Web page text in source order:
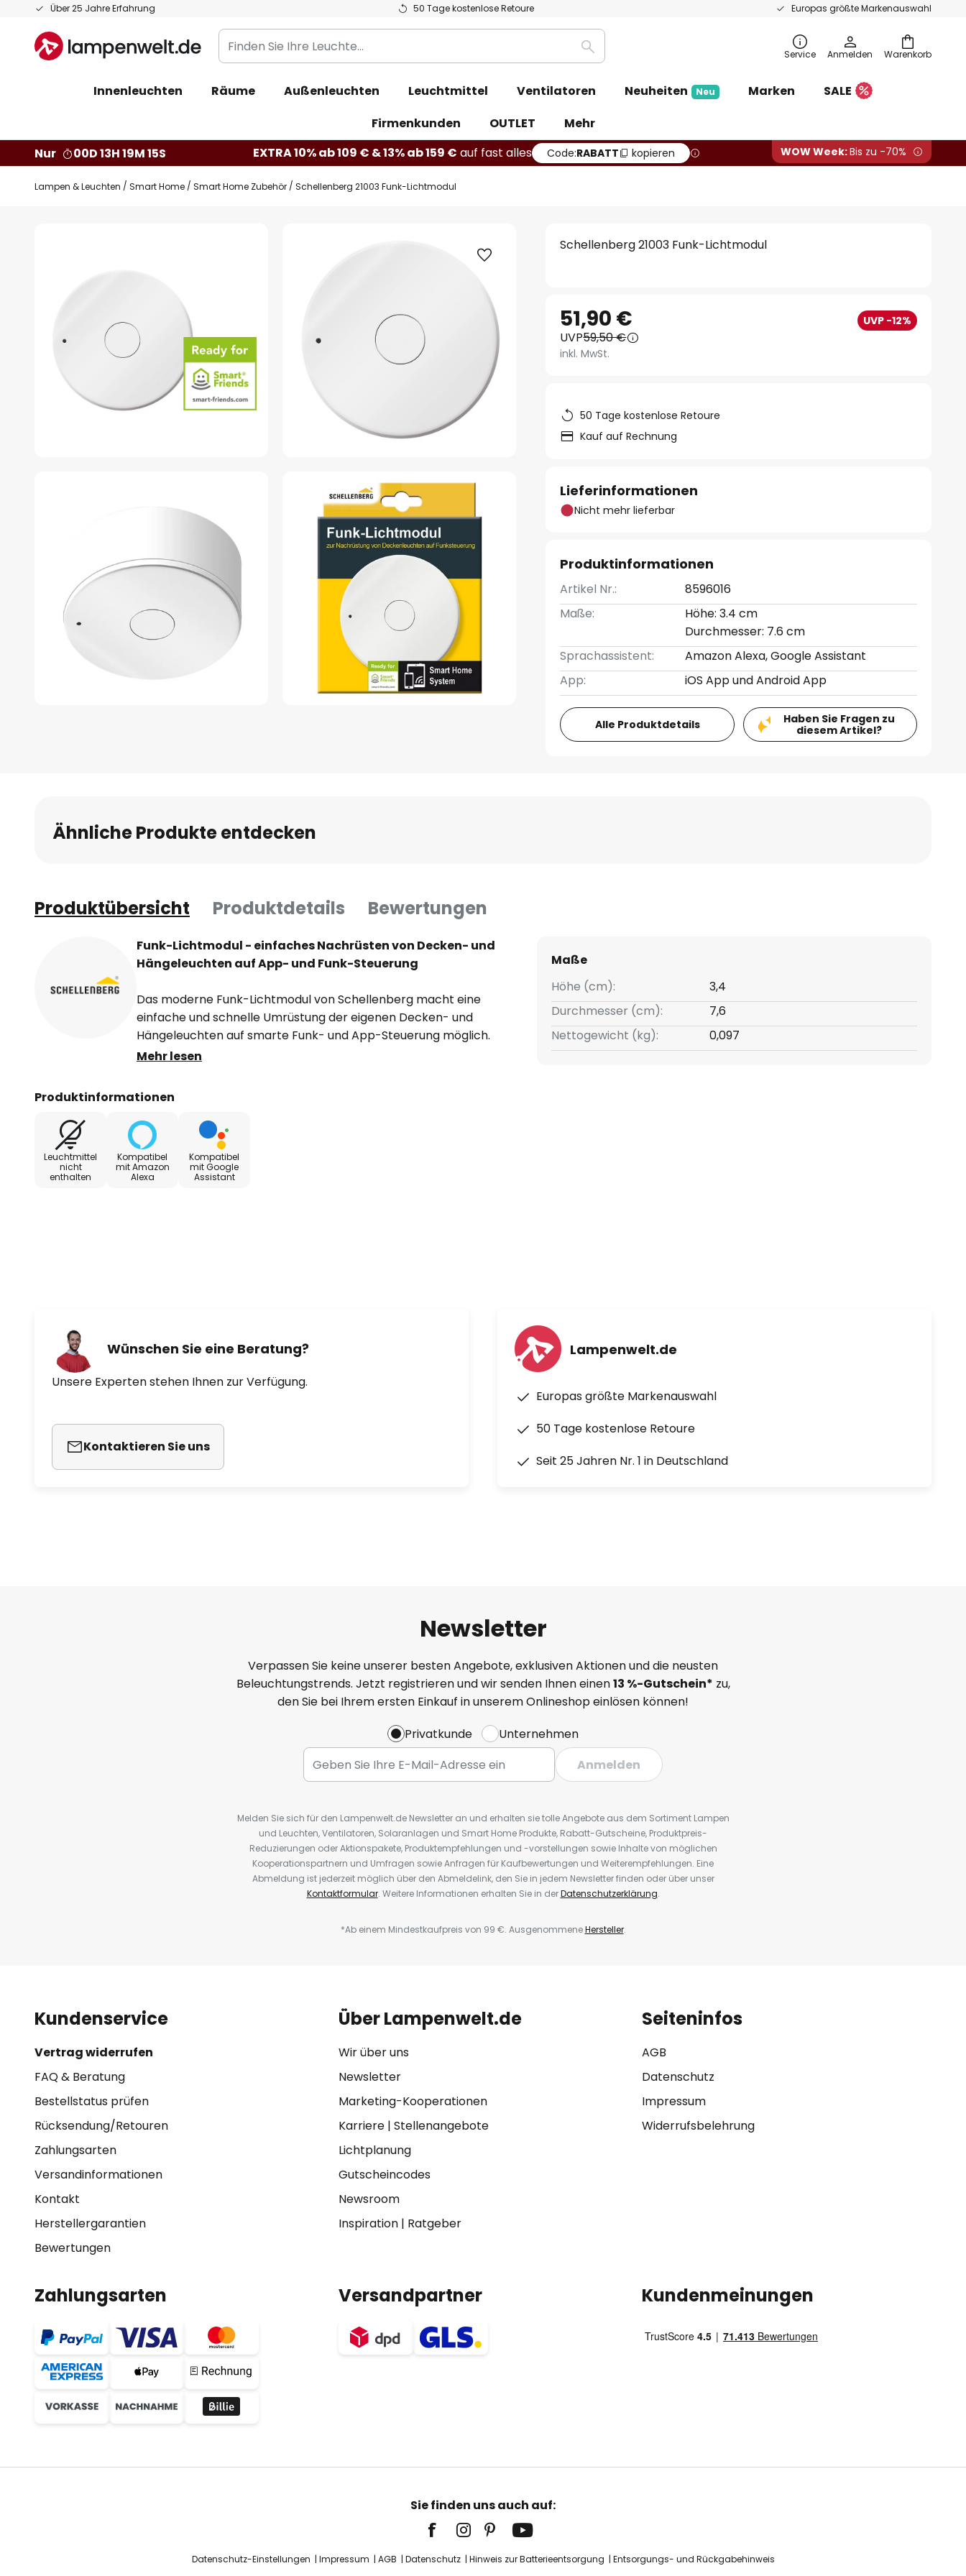
Über 25 Jahre Erfahrung 50 Tage kostenlose Retoure Europas größte Markenauswahl
Zum
springen
Warenkorb
Finden
Sie
Leuchte...
Suche Service Anmelden
Innenleuchten Räume Außenleuchten Leuchtmittel Ventilatoren Neuheiten Neu Marken
SALE
Firmenkunden
OUTLET
Mehr
Nur
00D 13H 19M 14S EXTRA 10% ab 109 € & 13% ab 159 € auf fast alles Code:RABATT kopieren WOW Week:Bis zu -70%
Lampen & Leuchten Smart Home Smart Home Zubehör Schellenberg 21003 Funk-Lichtmodul
Bildgalerie
springen
Schellenberg 21003 Funk-Lichtmodul
51,90 € UVP -12%
UVP59,50 €
inkl. MwSt.
50 Tage kostenlose Retoure
Kauf auf Rechnung
Lieferinformationen
Nicht mehr lieferbar
Produktinformationen
Artikel Nr.:
8596016
Maße:
Höhe: 3.4 cm
Durchmesser: 7.6 cm
Sprachassistent:
Amazon Alexa, Google Assistant
App:
iOS App und Android App
Alle Produktdetails
Haben Sie Fragen zu
diesem Artikel?
Ähnliche Produkte entdecken
Produktübersicht Produktdetails Bewertungen
Funk-Lichtmodul - einfaches Nachrüsten von Decken- und
Hängeleuchten auf App- und Funk-Steuerung
Das moderne Funk-Lichtmodul von Schellenberg macht eine
einfache und schnelle Umrüstung der eigenen Decken- und
Hängeleuchten auf smarte Funk- und App-Steuerung möglich.
Durch den einfachen Auf- und Rückbau ist diese Variante
Lichtmodul wird hierzu einfach an der Raumdecke, entweder
Affenschaukel, installiert.
Fertig montiert, kann nun die Leuchte mit Hilfe eines
Schellenberg Funk-Handsenders, einer Funk-Zeitschaltuhr oder
das im System eingebundene Lichtmodul kann die
angeschlossene Leuchte nun über die Smart-Friends-App mit
allen vernetzten Geräten der unterschiedlichen Hersteller
Auslösen eines Sensors (Steinel) die hier mit dem Lichtmodul
verbundene Leuchte direkt eingeschaltet werden. Und nicht nur
das: Auch ein Sprachbefehl ist jetzt möglich. Auf Ansage
- steuerbar mit Funk-Handsendern und Funk-Zeitschaltuhren
- Nachrüsten von bestehenden Leuchten auf Funk- bzw. App-
- Spannungsversorgung: 230V / 50Hz
- Reichweite: max. 100 m im Freifeld; max. 20 m im Gebäude
- Umgebungstemperatur 0°C bis 50°C
Mehr lesen
Produktinformationen
Leuchtmittel
nicht
enthalten
Kompatibel
mit Amazon
Alexa
Kompatibel
mit Google
Assistant
Maße
Höhe (cm):
3,4
Durchmesser (cm):
7,6
Nettogewicht (kg):
0,097
Wünschen Sie eine Beratung?
Unsere Experten stehen Ihnen zur Verfügung.
Kontaktieren Sie uns
Lampenwelt.de
Europas größte Markenauswahl
50 Tage kostenlose Retoure
Seit 25 Jahren Nr. 1 in Deutschland
Newsletter
Verpassen Sie keine unserer besten Angebote, exklusiven Aktionen und die neusten
Beleuchtungstrends. Jetzt registrieren und wir senden Ihnen einen13 %-Gutschein* zu,
den Sie bei Ihrem ersten Einkauf in unserem Onlineshop einlösen können!
Privatkunde
Unternehmen
Anmelden
Melden Sie sich für den Lampenwelt.de Newsletter an und erhalten sie tolle Angebote aus dem Sortiment Lampen
und Leuchten, Ventilatoren, Solaranlagen und Smart Home Produkte, Rabatt-Gutscheine, Produktpreis-
Reduzierungen oder Aktionspakete, Produktempfehlungen und -vorstellungen sowie Inhalte von möglichen
Kooperationspartnern und Umfragen sowie Anfragen für Kaufbewertungen und Weiterempfehlungen. Eine
Abmeldung ist jederzeit möglich über den Abmeldelink, den Sie in jedem Newsletter finden oder über unser
Kontaktformular. Weitere Informationen erhalten Sie in derDatenschutzerklärung.
*Ab einem Mindestkaufpreis von 99 €. AusgenommeneHersteller.
Kundenservice
Vertrag widerrufen
FAQ & Beratung
Bestellstatus prüfen
Rücksendung/Retouren
Zahlungsarten
Versandinformationen
Kontakt
Herstellergarantien
Bewertungen
Über Lampenwelt.de
Wir über uns
Newsletter
Marketing-Kooperationen
Karriere| Stellenangebote
Lichtplanung
Gutscheincodes
Newsroom
Inspiration| Ratgeber
Seiteninfos
AGB
Datenschutz
Impressum
Widerrufsbelehrung
Zahlungsarten Versandpartner Kundenmeinungen
Sie finden uns auch auf:
Datenschutz-Einstellungen Impressum AGB Datenschutz Hinweis zur Batterieentsorgung Entsorgungs- und Rückgabehinweis